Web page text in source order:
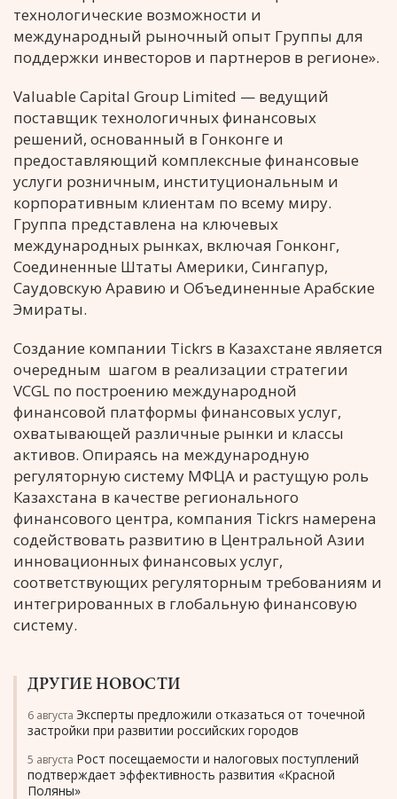
технологические возможности и
международный рыночный опыт Группы для
поддержки инвесторов и партнеров в регионе».
Valuable Capital Group Limited — ведущий
поставщик технологичных финансовых
решений, основанный в Гонконге и
предоставляющий комплексные финансовые
услуги розничным, институциональным и
корпоративным клиентам по всему миру.
Группа представлена на ключевых
международных рынках, включая Гонконг,
Соединенные Штаты Америки, Сингапур,
Саудовскую Аравию и Объединенные Арабские
Эмираты.
Создание компании Tickrs в Казахстане является
очередным шагом в реализации стратегии
VCGL по построению международной
финансовой платформы финансовых услуг,
охватывающей различные рынки и классы
активов. Опираясь на международную
регуляторную систему МФЦА и растущую роль
Казахстана в качестве регионального
финансового центра, компания Tickrs намерена
содействовать развитию в Центральной Азии
инновационных финансовых услуг,
соответствующих регуляторным требованиям и
интегрированных в глобальную финансовую
систему.
ДРУГИЕ НОВОСТИ
6 августа Эксперты предложили отказаться от точечной
застройки при развитии российских городов
5 августа Рост посещаемости и налоговых поступлений
подтверждает эффективность развития «Красной
Поляны»